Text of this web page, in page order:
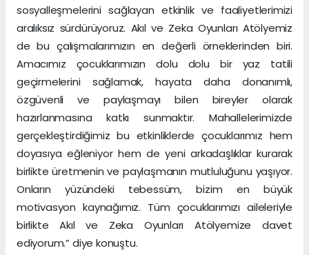
sosyalleşmelerini sağlayan etkinlik ve faaliyetlerimizi
aralıksız sürdürüyoruz. Akıl ve Zeka Oyunları Atölyemiz
de bu çalışmalarımızın en değerli örneklerinden biri.
Amacımız çocuklarımızın dolu dolu bir yaz tatili
geçirmelerini sağlamak, hayata daha donanımlı,
özgüvenli ve paylaşmayı bilen bireyler olarak
hazırlanmasına katkı sunmaktır. Mahallelerimizde
gerçekleştirdiğimiz bu etkinliklerde çocuklarımız hem
doyasıya eğleniyor hem de yeni arkadaşlıklar kurarak
birlikte üretmenin ve paylaşmanın mutluluğunu yaşıyor.
Onların yüzündeki tebessüm, bizim en büyük
motivasyon kaynağımız. Tüm çocuklarımızı aileleriyle
birlikte Akıl ve Zeka Oyunları Atölyemize davet
ediyorum.” diye konuştu.